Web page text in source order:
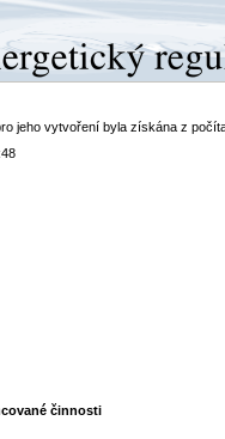
jeho vytvoření byla získána z
činnosti